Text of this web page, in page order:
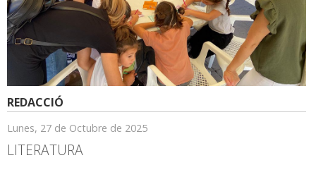
REDACCIÓ
Lunes, 27 de Octubre de 2025
LITERATURA